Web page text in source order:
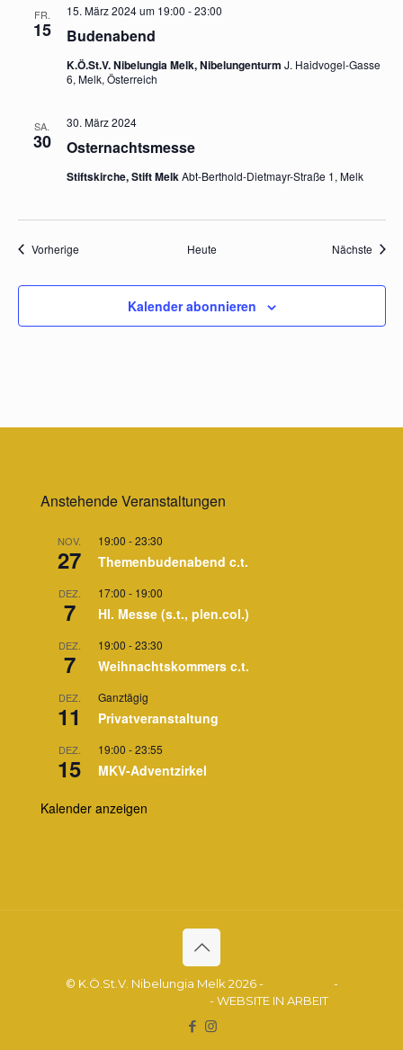
FR.
15 Budenabend
15. März 2024 um 19:00 -23:00
K.Ö.St.V. Nibelungia Melk, Nibelungenturm J. Haidvogel-Gasse
6, Melk, Österreich
SA.
30 Osternachtsmesse
30. März 2024
Stiftskirche, Stift MelkAbt-Berthold-Dietmayr-Straße 1, Melk
VorherigeVeranstaltungen Heute Nächste
Kalender abonnieren
Anstehende Veranstaltungen
NOV.
27
19:00 -23:30
Themenbudenabend c.t.
DEZ.
7
17:00 - 19:00
Hl. Messe (s.t., plen.col.)
DEZ.
7
19:00 -23:30
Weihnachtskommers c.t.
DEZ.
11
Ganztägig
Privatveranstaltung
DEZ.
15
19:00 -23:55
MKV-Adventzirkel
Kalender anzeigen
© K.Ö.St.V. Nibelungia Melk 2026 -
-
- WEBSITE IN ARBEIT